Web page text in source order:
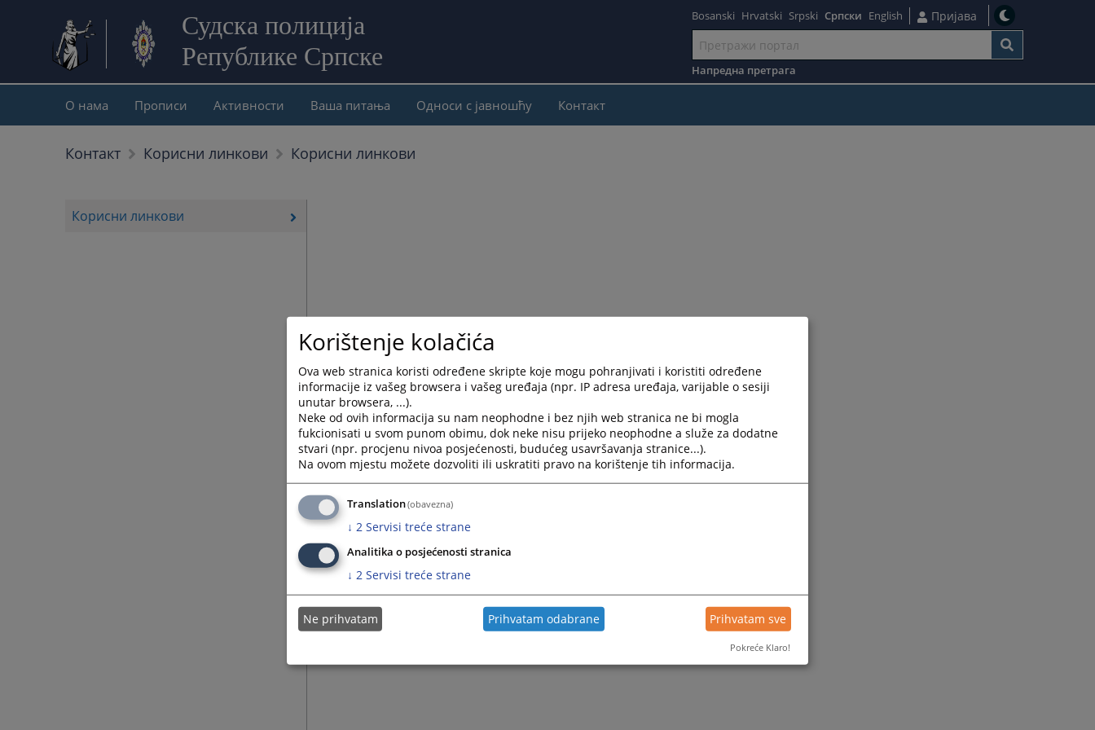
Судска полиција
Републике Српске
садржај
Bosanski Hrvatski Srpski Српски English Пријава
Напредна претрага
О нама Прописи Активности Ваша питања Односи с јавношћу Контакт
Контакт Корисни линкови Корисни линкови
Корисни линкови
Korištenje kolačića
Ova web stranica koristi određene skripte koje mogu pohranjivati i koristiti određene
informacije iz vašeg browsera i vašeg uređaja (npr. IP adresa uređaja, varijable o sesiji
unutar browsera, ...).
Neke od ovih informacija su nam neophodne i bez njih web stranica ne bi mogla
fukcionisati u svom punom obimu, dok neke nisu prijeko neophodne a služe za dodatne
stvari (npr. procjenu nivoa posjećenosti, budućeg usavršavanja stranice...).
Na ovom mjestu možete dozvoliti ili uskratiti pravo na korištenje tih informacija.
Translation(obavezna)
↓ 2 Servisi treće strane
Analitika o posjećenosti stranica
↓ 2 Servisi treće strane
Ne prihvatam Prihvatam odabrane Prihvatam sve
Pokreće Klaro!